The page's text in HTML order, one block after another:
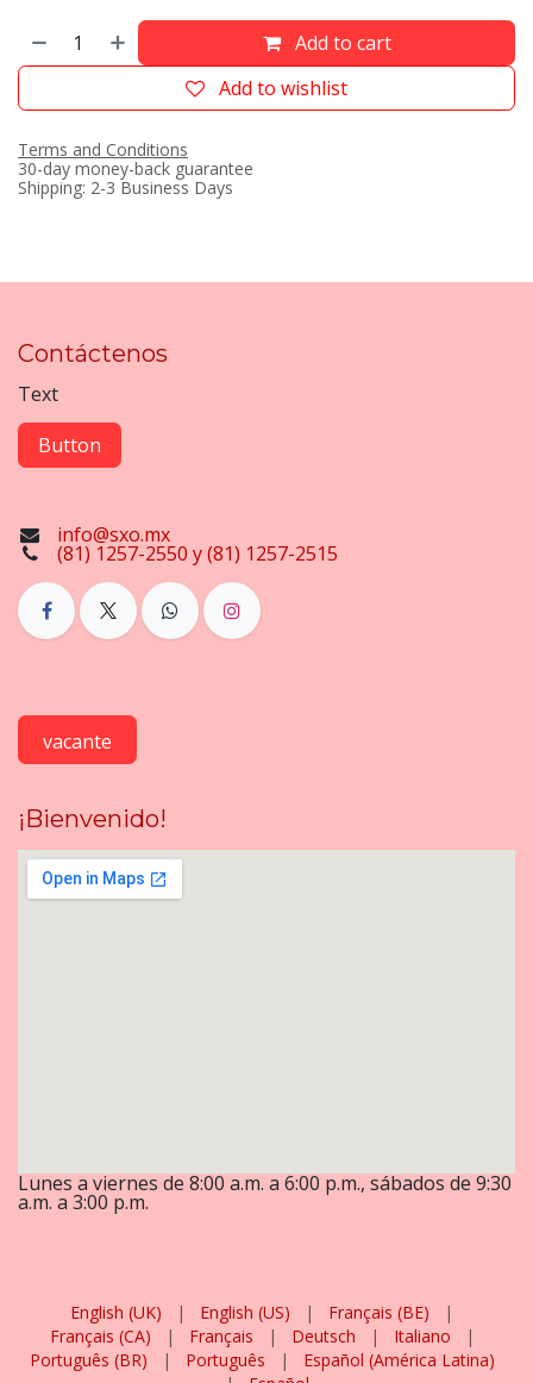
Add to cart
Add to wishlist
Terms and Conditions
30-day money-back guarantee
Shipping: 2-3 Business Days
Contáctenos
Text
Button
info@sxo.mx
(81) 1257-2550 y (81) 1257-2515
vacante
¡Bienvenido!
Lunes a viernes de 8:00 a.m. a 6:00 p.m., sábados de 9:30
a.m. a 3:00 p.m.
English (UK) | English (US) | Français (BE)
|
Français (CA)
| Français | Deutsch | Italiano
|
Português (BR)
| Português |
Español (América Latina)